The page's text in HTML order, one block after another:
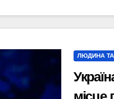
ЛЮДИНА ТА